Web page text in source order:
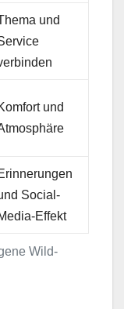
Wild-
und
und
Social-
Effekt